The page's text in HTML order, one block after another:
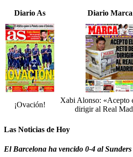
Diario As Diario Marca
¡Ovación!
Xabi Alonso: «Acepto
dirigir al Real
Las Noticias de Hoy
El Barcelona ha vencido 0-4 al